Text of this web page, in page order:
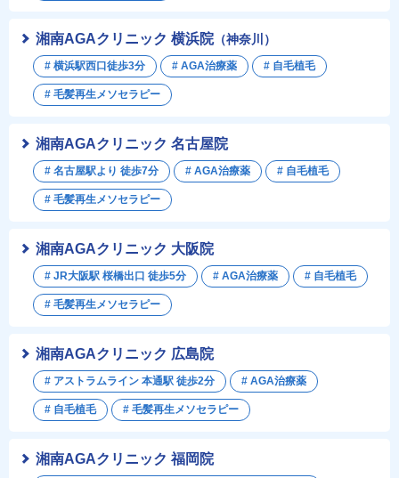
湘南AGAクリニック 大阪院
# JR大阪駅 桜橋出口 徒歩5分 # AGA治療薬 # 自毛植毛
# 毛髪再生メソセラピー
湘南AGAクリニック 横浜院（神奈川）
# 横浜駅西口徒歩3分 # AGA治療薬 # 自毛植毛
# 毛髪再生メソセラピー
湘南AGAクリニック 福岡院
湘南AGAクリニック 名古屋院
# 名古屋駅より 徒歩7分 # AGA治療薬 # 自毛植毛
# 毛髪再生メソセラピー
湘南AGAクリニック 広島院
# アストラムライン 本通駅 徒歩2分 # AGA治療薬
# 自毛植毛 # 毛髪再生メソセラピー